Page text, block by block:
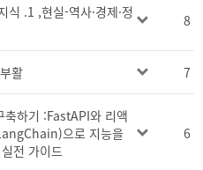
식 .1 ,현실-역사·경제·정
8
활 7
축하기 :FastAPI와 리액
으로 지능을
전 가이드
6